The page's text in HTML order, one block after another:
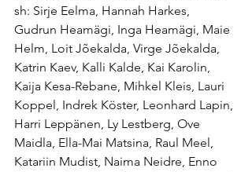
sh: Sirje Eelma, Hannah Harkes,
Gudrun Heamägi, Inga Heamägi, Maie
Helm, Loit Jõekalda, Virge Jõekalda,
Katrin Kaev, Kalli Kalde, Kai Karolin,
Kaija Kesa-Rebane, Mihkel Kleis, Lauri
Koppel, Indrek Köster, Leonhard Lapin,
Harri Leppänen, Ly Lestberg, Ove
Maidla, Ella-Mai Matsina, Raul Meel,
Katariin Mudist, Naima Neidre, Enno